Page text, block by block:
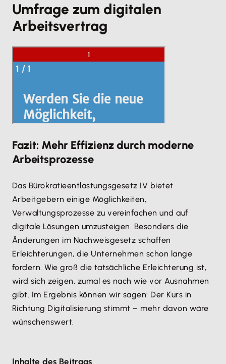
Umfrage zum digitalen
Arbeitsvertrag
Fazit: Mehr Effizienz durch moderne
Arbeitsprozesse
Das Bürokratieentlastungsgesetz IV bietet
Arbeitgebern einige Möglichkeiten,
Verwaltungsprozesse zu vereinfachen und auf
digitale Lösungen umzusteigen. Besonders die
Änderungen im Nachweisgesetz schaffen
Erleichterungen, die Unternehmen schon lange
fordern. Wie groß die tatsächliche Erleichterung ist,
wird sich zeigen, zumal es nach wie vor Ausnahmen
gibt. Im Ergebnis können wir sagen: Der Kurs in
Richtung Digitalisierung stimmt – mehr davon wäre
wünschenswert.
Inhalte des Beitrags